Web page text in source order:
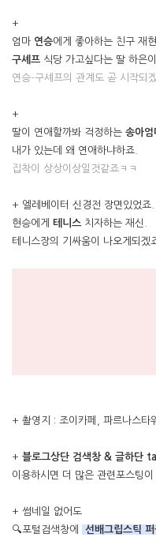
+
엄마 연승에게 좋아하는 친구 재
구셰프 식당 가고싶다는 딸 하은
연승-구셰프의 관계도 곧 시작되
+
딸이 연애할까봐 걱정하는 송아엄
내가 있는데 왜 연애하냐하죠.
집착이 상상이상일것같죠ㅋㅋ
+ 엘레베이터 신경전 장면있었죠.
현승에게 테니스 치자하는 재신.
테니스장의 기싸움이 나오게되겠
+ 촬영지 : 조이카페, 파르나스
+ 블로그상단 검색창 & 글하단
이용하시면 더 많은 관련포스팅
+ 썸네일 없어도
🔍포털검색창에
선배그립스틱